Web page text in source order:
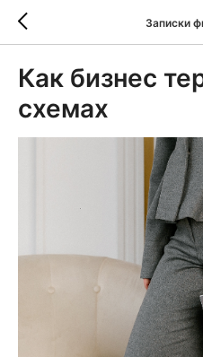
Записки
Как бизнес
схемах